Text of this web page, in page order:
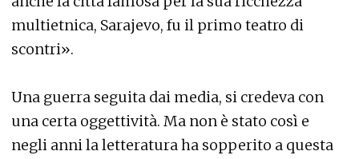
multietnica, Sarajevo, fu il primo teatro di
scontri».
Una guerra seguita dai media, si credeva con
una certa oggettività. Ma non è stato così e
negli anni la letteratura ha sopperito a questa